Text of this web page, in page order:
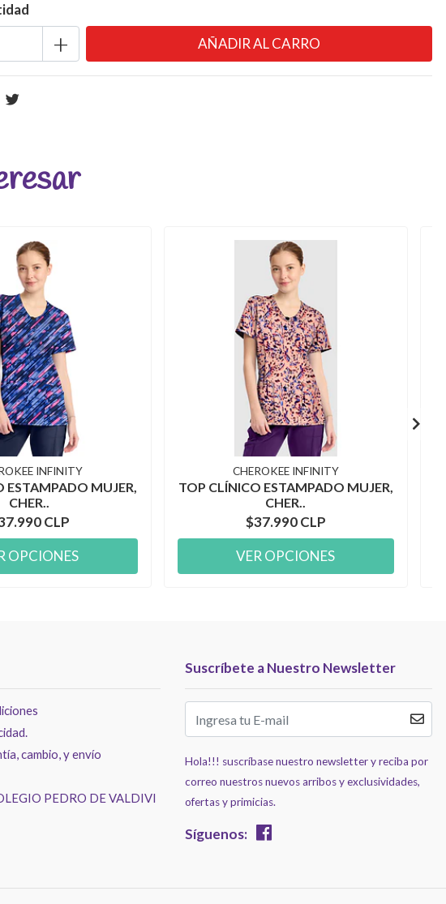
+
INFINITY
ESTAMPADO MUJER,
CHER..
CLP
OPCIONES
CHEROKEE INFINITY
TOP CLÍNICO ESTAMPADO MUJER,
CHER..
$37.990 CLP
VER OPCIONES
cambio, y envío
PEDRO DE VALDIVI
Suscríbete a Nuestro Newsletter
Hola!!! suscríbase nuestro newsletter y reciba por
correo nuestros nuevos arribos y exclusividades,
ofertas y primicias.
Síguenos: